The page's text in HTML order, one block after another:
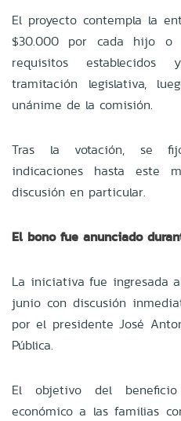
El proyecto contempla la
$30.000 por cada hijo o
requisitos
tramitación legislativa,
unánime de la comisión.
Tras la votación, se
indicaciones hasta este
discusión en particular.
El bono fue anunciado
La iniciativa fue ingresada
junio con discusión
por el presidente José
Pública.
El objetivo del
económico a las familias